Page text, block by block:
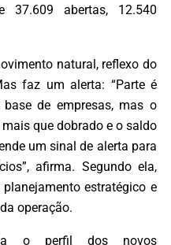
37.609 abertas, 12.540
natural, reflexo do
faz um alerta: “Parte é
de empresas, mas o
que dobrado e o saldo
um sinal de alerta para
afirma. Segundo ela,
estratégico e
operação.
o perfil dos novos